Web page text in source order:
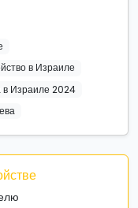
в Израиле
в Израиле 2024